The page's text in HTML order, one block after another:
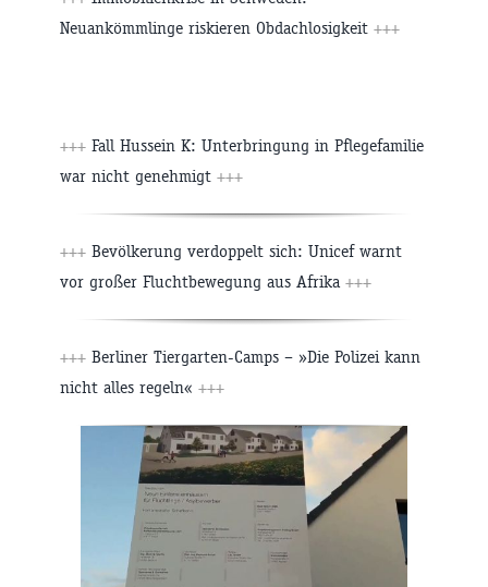
Neuankömmlinge riskieren Obdachlosigkeit +++
+++ Fall Hussein K: Unterbringung in Pflegefamilie
war nicht genehmigt +++
+++ Bevölkerung verdoppelt sich: Unicef warnt
vor großer Fluchtbewegung aus Afrika +++
+++ Berliner Tiergarten-Camps – »Die Polizei kann
nicht alles regeln« +++